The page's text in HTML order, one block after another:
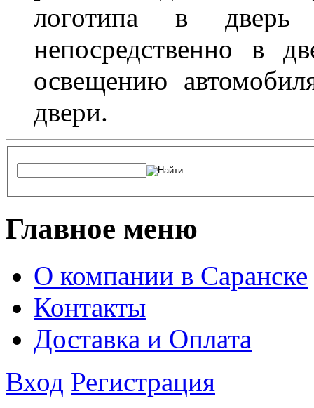
логотипа в дверь
непосредственно в
освещению
двери.
Главное меню
О компании в Саранске
Контакты
Доставка и Оплата
Вход Регистрация